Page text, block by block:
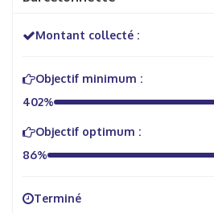
Montant collecté :
Objectif minimum :
402%
Objectif optimum :
86%
Terminé